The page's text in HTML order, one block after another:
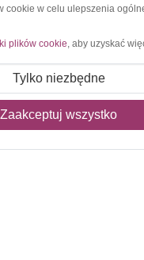
cookie w celu ulepszenia
plików cookie, aby uzyskać
Tylko niezbędne
Zaakceptuj wszystko